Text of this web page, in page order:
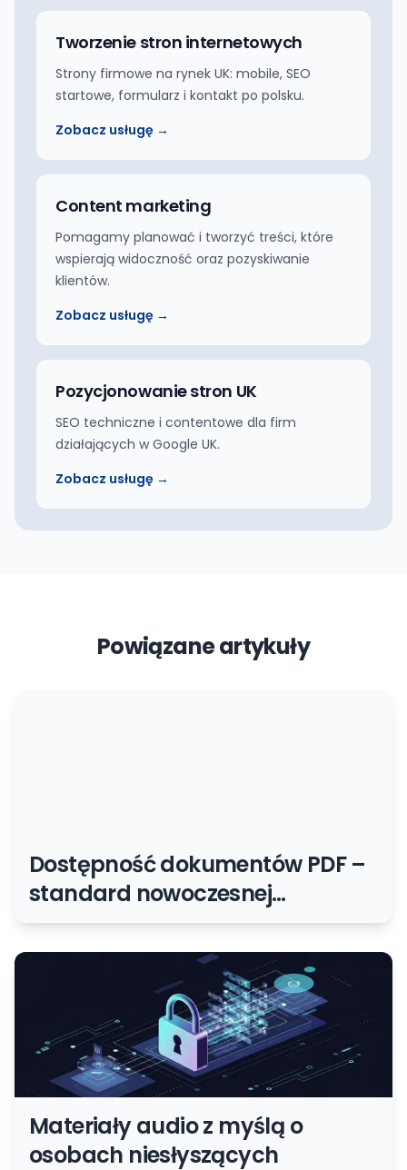
Tworzenie stron internetowych
Strony firmowe na rynek UK: mobile, SEO
startowe, formularz i kontakt po polsku.
Zobacz usługę →
Content marketing
Pomagamy planować i tworzyć treści, które
wspierają widoczność oraz pozyskiwanie
klientów.
Zobacz usługę →
Pozycjonowanie stron UK
SEO techniczne i contentowe dla firm
działających w Google UK.
Zobacz usługę →
Powiązane artykuły
Dostępność dokumentów PDF –
standard nowoczesnej
dostępności online
Materiały audio z myślą o
osobach niesłyszących